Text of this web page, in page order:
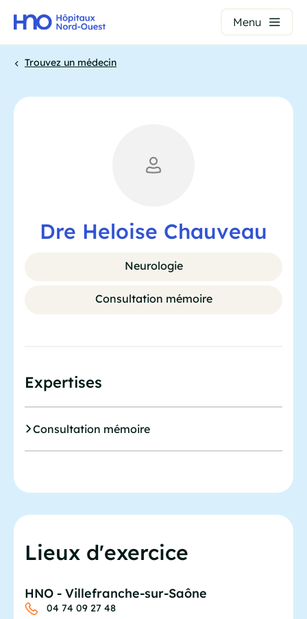
principal
Menu
d'Ariane
Trouvez un médecin
Dre Heloise Chauveau
Neurologie
Consultation mémoire
Expertises
Consultation mémoire
Lieux d'exercice
HNO - Villefranche-sur-Saône
04 74 09 27 48